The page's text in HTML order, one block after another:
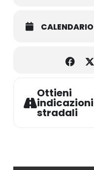
CALENDARIO
Ottieni
indicazioni
stradali